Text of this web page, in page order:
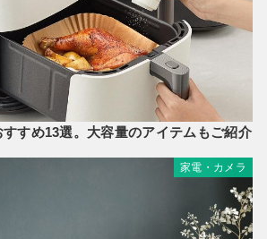
すすめ13選。大容量のアイテムもご紹介
家電・カメラ